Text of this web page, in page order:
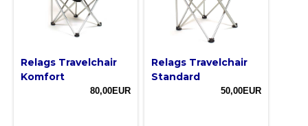
Relags Travelchair
Komfort
80,00EUR
Relags Travelchair
Standard
50,00EUR